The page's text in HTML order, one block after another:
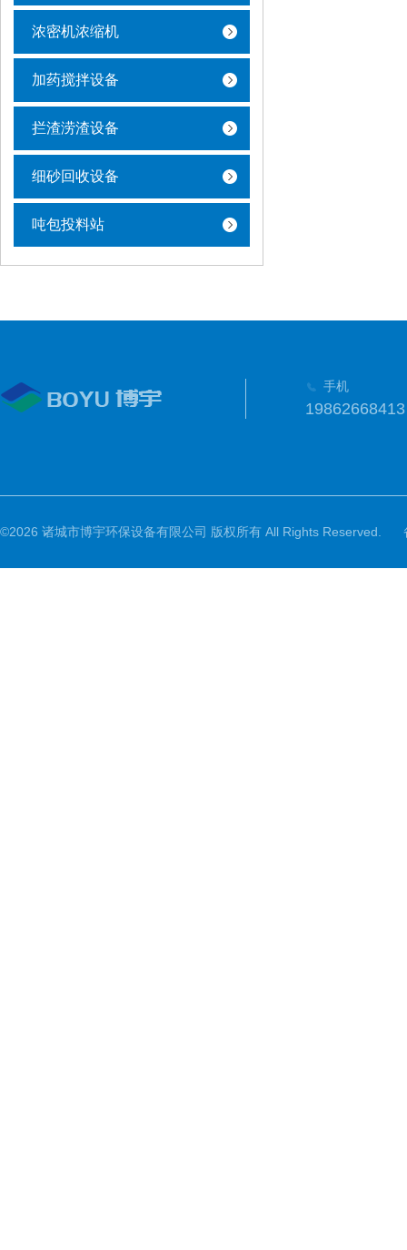
浓密机浓缩机
加药搅拌设备
拦渣涝渣设备
细砂回收设备
吨包投料站
手机
19862668413
©2026 诸城市博宇环保设备有限公司 版权所有 All Rights Reserved.